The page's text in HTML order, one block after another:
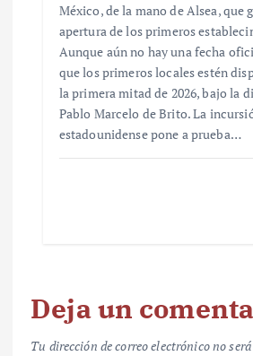
México, de la mano de Alsea, que
apertura de los primeros
Aunque aún no hay una fecha
que los primeros locales estén
la primera mitad de 2026, bajo la
Pablo Marcelo de Brito. La
estadounidense pone a prueba…
Deja un
Tu dirección de correo electrónico no